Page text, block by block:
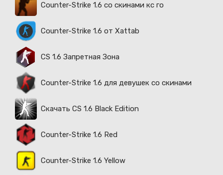
Counter-Strike 1.6 со скинами кс го
Counter-Strike 1.6 от Xattab
CS 1.6 Запретная Зона
Counter-Strike 1.6 для девушек со скинами
Скачать CS 1.6 Black Edition
Counter-Strike 1.6 Red
Counter-Strike 1.6 Yellow